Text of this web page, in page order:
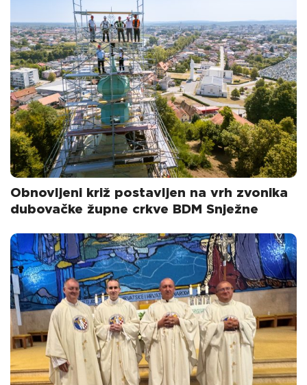
Obnovljeni križ postavljen na vrh zvonika
dubovačke župne crkve BDM Snježne